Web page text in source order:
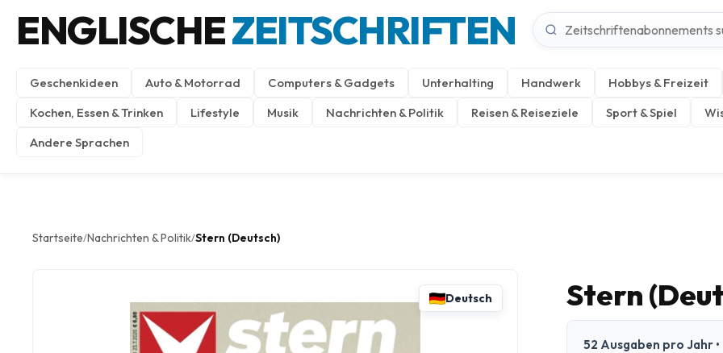
ENGLISCHEZEITSCHRIFTEN
Geschenkideen Auto & Motorrad Computers & Gadgets Unterhalting Handwerk
Hobbys & Freizeit
Kochen, Essen & Trinken
Lifestyle Musik Nachrichten & Politik Reisen & Reiseziele Sport & Spiel
Andere Sprachen
Startseite/Nachrichten & Politik/Stern (Deutsch)
Deutsch Stern
52 Ausgaben pro Jahr